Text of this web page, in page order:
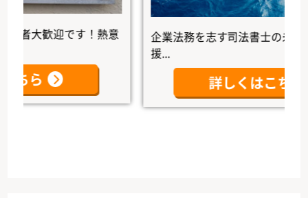
歓迎です！熱意
企業法務を志す司法書士の未来を、
詳しくはこちら